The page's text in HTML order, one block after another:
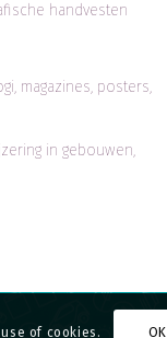
handvesten
magazines, posters,
in gebouwen,
of cookies. OK